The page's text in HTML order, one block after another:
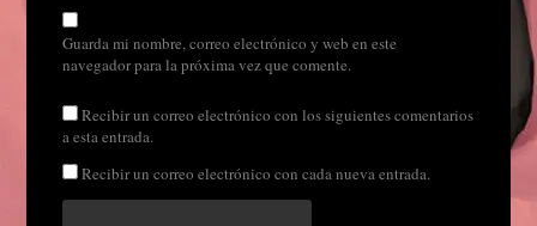
Guarda mi nombre, correo electrónico y web en este
navegador para la próxima vez que comente.
Recibir un correo electrónico con los siguientes comentarios
a esta entrada.
Recibir un correo electrónico con cada nueva entrada.